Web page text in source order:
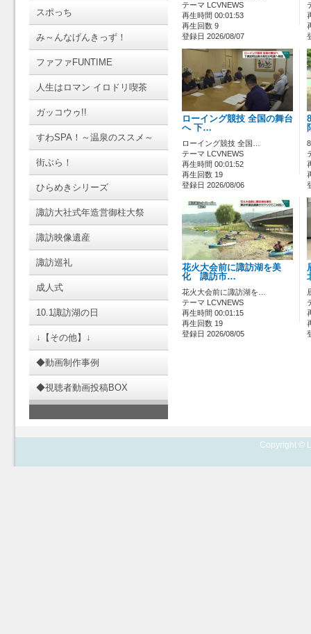
スポっち
み～んなげんきっず！
ファファFUNTIME
人生はロマン イロドリ喫茶
ガッコウゥ!!
すわSPA！～温泉のススメ～
街ぶら！
ひらめきシリーズ
諏訪大社式年造営御柱大祭
諏訪映像遺産
諏訪巡礼
成人式
10.1諏訪湖の日
↓【その他】↓
◆動画制作事例
◆視聴者動画投稿BOX
テーマ LCVNEWS
再生時間 00:01:53
再生回数 9
登録日 2026/08/07
ローイング競技 全国の舞台
へ 下…
ローイング競技 全国…
テーマ LCVNEWS
再生時間 00:01:52
再生回数 19
登録日 2026/08/06
花火大会前に諏訪湖を美
化 諏訪市…
花火大会前に諏訪湖を…
テーマ LCVNEWS
再生時間 00:01:15
再生回数 19
登録日 2026/08/05
Copyright ©